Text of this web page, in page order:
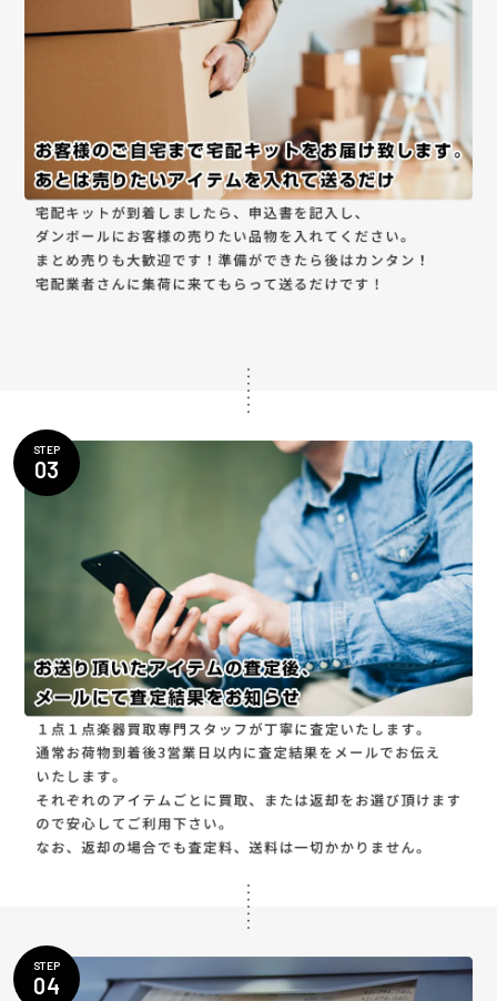
STEP
03
STEP
04